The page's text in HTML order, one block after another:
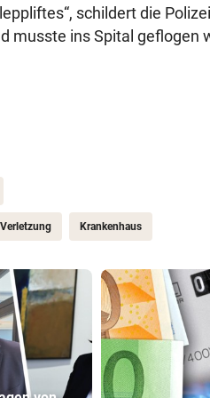
schildert die
musste ins Spital geflogen
Verletzung Krankenhaus